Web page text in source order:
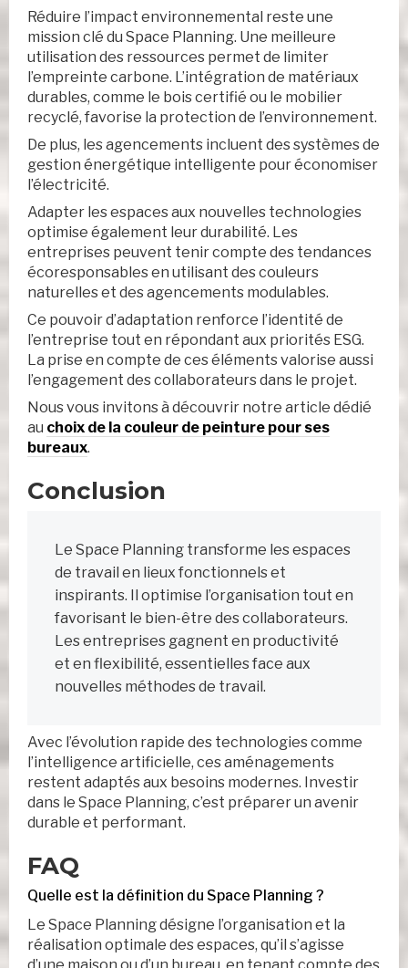
Réduire l’impact environnemental reste une
mission clé du Space Planning. Une meilleure
utilisation des ressources permet de limiter
l’empreinte carbone. L’intégration de matériaux
durables, comme le bois certifié ou le mobilier
recyclé, favorise la protection de l’environnement.
De plus, les agencements incluent des systèmes de
gestion énergétique intelligente pour économiser
l’électricité.
Adapter les espaces aux nouvelles technologies
optimise également leur durabilité. Les
entreprises peuvent tenir compte des tendances
écoresponsables en utilisant des couleurs
naturelles et des agencements modulables.
Ce pouvoir d’adaptation renforce l’identité de
l’entreprise tout en répondant aux priorités ESG.
La prise en compte de ces éléments valorise aussi
l’engagement des collaborateurs dans le projet.
Nous vous invitons à découvrir notre article dédié
au choix de la couleur de peinture pour ses
bureaux.
Conclusion
Le Space Planning transforme les espaces
de travail en lieux fonctionnels et
inspirants. Il optimise l’organisation tout en
favorisant le bien-être des collaborateurs.
Les entreprises gagnent en productivité
et en flexibilité, essentielles face aux
nouvelles méthodes de travail.
Avec l’évolution rapide des technologies comme
l’intelligence artificielle, ces aménagements
restent adaptés aux besoins modernes. Investir
dans le Space Planning, c’est préparer un avenir
durable et performant.
FAQ
Quelle est la définition du Space Planning ?
Le Space Planning désigne l’organisation et la
réalisation optimale des espaces, qu’il s’agisse